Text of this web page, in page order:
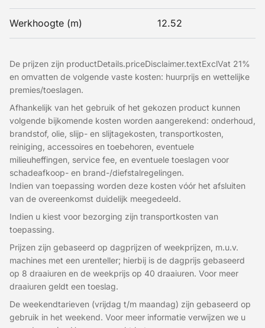
Werkhoogte (m) 12.52
De prijzen zijn productDetails.priceDisclaimer.textExclVat 21%
en omvatten de volgende vaste kosten: huurprijs en wettelijke
premies/toeslagen.
Afhankelijk van het gebruik of het gekozen product kunnen
volgende bijkomende kosten worden aangerekend: onderhoud,
brandstof, olie, slijp- en slijtagekosten, transportkosten,
reiniging, accessoires en toebehoren, eventuele
milieuheffingen, service fee, en eventuele toeslagen voor
schadeafkoop- en brand-/diefstalregelingen.
Indien van toepassing worden deze kosten vóór het afsluiten
van de overeenkomst duidelijk meegedeeld.
Indien u kiest voor bezorging zijn transportkosten van
toepassing.
Prijzen zijn gebaseerd op dagprijzen of weekprijzen, m.u.v.
machines met een urenteller; hierbij is de dagprijs gebaseerd
op 8 draaiuren en de weekprijs op 40 draaiuren. Voor meer
draaiuren geldt een toeslag.
De weekendtarieven (vrijdag t/m maandag) zijn gebaseerd op
gebruik in het weekend. Voor meer informatie verwijzen we u